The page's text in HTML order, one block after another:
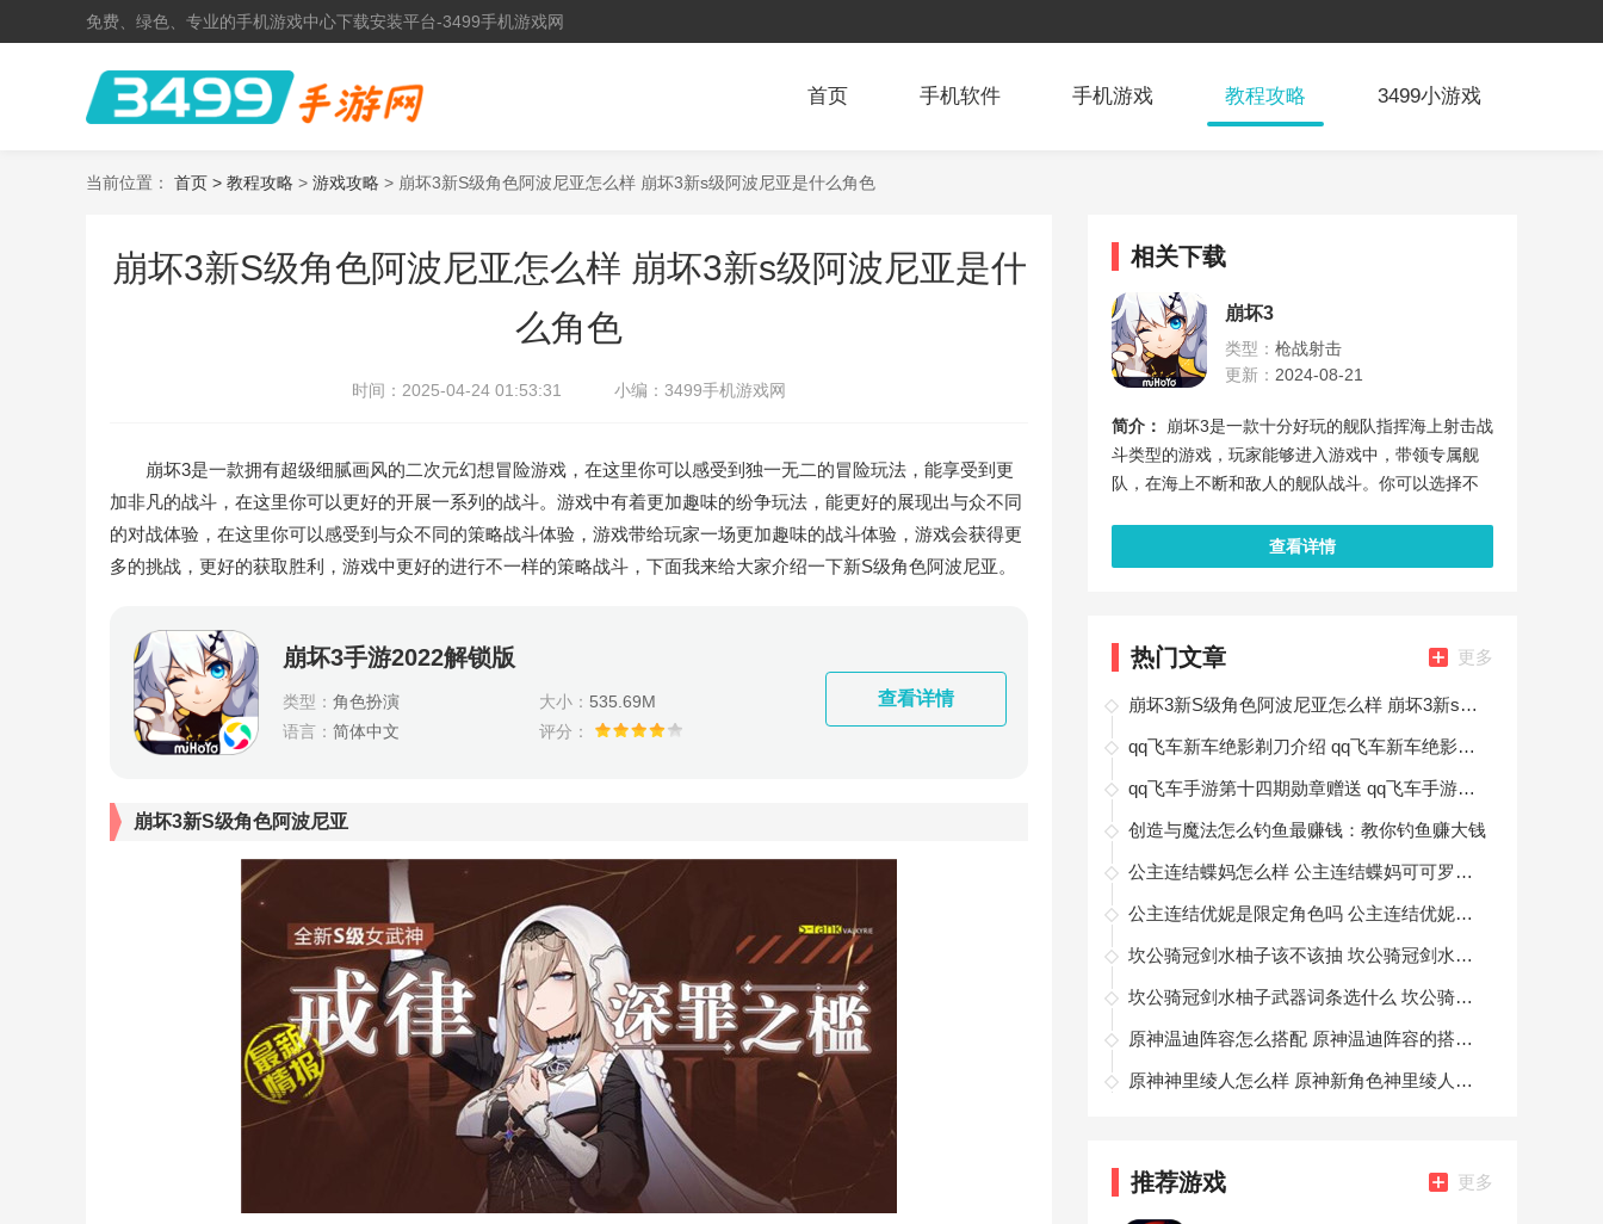
免费、绿色、专业的手机游戏中心下载安装平台-3499手机游戏网
首页 手机软件 手机游戏 教程攻略 3499小游戏
当前位置： 首页 > 教程攻略 > 游戏攻略 > 崩坏3新S级角色阿波尼亚怎么样 崩坏3新s级阿波尼亚是什么角色
崩坏3新S级角色阿波尼亚怎么样 崩坏3新s级阿波尼亚是什
么角色
时间： 2025-04-24 01:53:31 小编： 3499手机游戏网
崩坏3是一款拥有超级细腻画风的二次元幻想冒险游戏，在这里你可以感受到独一无二的冒险玩法，能享受到更
加非凡的战斗，在这里你可以更好的开展一系列的战斗。游戏中有着更加趣味的纷争玩法，能更好的展现出与众不同
的对战体验，在这里你可以感受到与众不同的策略战斗体验，游戏带给玩家一场更加趣味的战斗体验，游戏会获得更
多的挑战，更好的获取胜利，游戏中更好的进行不一样的策略战斗，下面我来给大家介绍一下新S级角色阿波尼亚。
崩坏3手游2022解锁版
类型： 角色扮演 大小： 535.69M
语言： 简体中文 评分：
查看详情
崩坏3新S级角色阿波尼亚
相关下载
崩坏3
类型： 枪战射击
更新： 2024-08-21
简介：
崩坏3是一款十分好玩的舰队指挥海上射击战
斗类型的游戏，玩家能够进入游戏中，带领专属舰
队，在海上不断和敌人的舰队战斗。你可以选择不
查看详情
热门文章 更多
崩坏3新S级角色阿波尼亚怎么样 崩坏3新s级阿波尼亚是什么角色
qq飞车新车绝影剃刀介绍 qq飞车新车绝影剃刀上线时间
qq飞车手游第十四期勋章赠送 qq飞车手游第十四期荣耀勋章攻略
创造与魔法怎么钓鱼最赚钱：教你钓鱼赚大钱
公主连结蝶妈怎么样 公主连结蝶妈可可罗介绍
公主连结优妮是限定角色吗 公主连结优妮角色介绍
坎公骑冠剑水柚子该不该抽 坎公骑冠剑水柚子值得抽吗
坎公骑冠剑水柚子武器词条选什么 坎公骑冠剑水柚子怎么选择武器词条
原神温迪阵容怎么搭配 原神温迪阵容的搭配方法
原神神里绫人怎么样 原神新角色神里绫人是主C吗
推荐游戏 更多